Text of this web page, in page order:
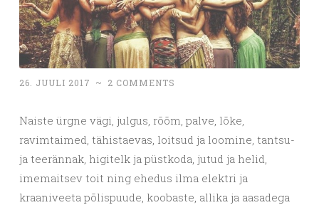
26. JUULI 2017 ~ 2 COMMENTS
Naiste ürgne vägi, julgus, rõõm, palve, lõke,
ravimtaimed, tähistaevas, loitsud ja loomine, tantsu-
ja teerännak, higitelk ja püstkoda, jutud ja helid,
imemaitsev toit ning ehedus ilma elektri ja
kraaniveeta põlispuude, koobaste, allika ja aasadega